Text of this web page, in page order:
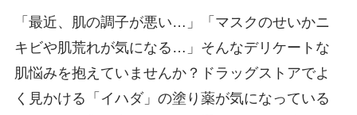
「最近、肌の調子が悪い…」「マスクのせいかニ
キビや肌荒れが気になる…」そんなデリケートな
肌悩みを抱えていませんか？ドラッグストアでよ
く見かける「イハダ」の塗り薬が気になっている